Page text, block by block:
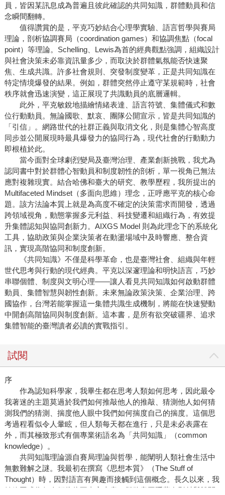
員，皆因某訊息成為普遍且彼此確認的共同知識，群體動員和信
念瞬間翻轉。
值得讚賞的是，平克巧妙結合心理學實驗、語言哲學與賽局
理論，剖析協調賽局（coordination games）和協調焦點（focal
point）等理論。Schelling、Lewis為首的經典觀點強調，組織設計
與社會決策未必靠資訊量多少，而取決於群體氣氛能否快速聚
焦、生成共識。許多社會規則、突發制度變革，正是共同知識在
特定情境爆發的結果。例如，群體突然停止遵守某規範時，社會
秩序就會迅速演變，這正展現了共識動員的底層邏輯。
此外，平克敏銳地描繪情緒表達、語言符號、集體儀式和數
位行動動員。無論國歌、默哀、團隊公開宣示，皆是共同知識的
「引信」。網路世代的社群正義與取消文化，則是集體心智高度
同步並公開展現時最具爆發力的協同行為，現代社會的行動動力
即根植於此。
當今面對全球劇烈變局及臺灣治理、產業創新挑戰，我尤為
認同書中對於群體心智動員和制度韌性的剖析，單一視角已無法
應對複雜現實。結合哈佛和臺大的研究、教學歷程，我所提出的
Multifaceted Mindset（多面向思維）理念，正呼應平克的核心命
題。該方法論本質上就是為高度不確定的決策需求而開發，透過
跨領域視角，動態掌握多元利益、科技變遷和組織行為，有效提
升集體認知與協同創新力。AIXGS Model 則為此理念下的系統化
工具，協助政策與企業決策者在動盪場域中及時響應、整合資
訊，實現高階協同和制度創新。
《共同知識》不僅是科學革命，也是臺灣社會、組織與年輕
世代思考與行動的現代經典。平克以深邃理論和明快語言，巧妙
串聯個體、制度與文明心理——讓人看見共同知識如何啟動群體
動員、集體智慧與韌性創新。未來無論政策決策、企業治理、跨
國協作，台灣若能掌握這一集體共識生成機制，將能在快速變動
中開創高階協同與制度創新。這本書，是所有欲突破疆界、追求
集體智能的臺灣讀者必讀的實戰指引。
試閱
序
作為認知科學家，我畢生都在思考人類如何思考，因此最令
我著迷的主題莫過於我們如何推敲他人的推敲、猜測他人如何猜
測我們的猜測、揣度他人眼中我們如何揣度自己的揣度。這個思
考過程看似令人暈眩，但人類每天都在進行，只是未必表露在
外，而其極致形式有個專業術語名為「共同知識」（common
knowledge）。
共同知識理論源自賽局理論與哲學，能闡明人類社會生活中
無數難解之謎。我最初在撰寫《思想本質》（The Stuff of
Thought）時，因對語言有興趣而接觸到這個概念。長久以來，我
始終困惑為何人們往往不直言本意，卻將意圖隱藏在影射與雙關